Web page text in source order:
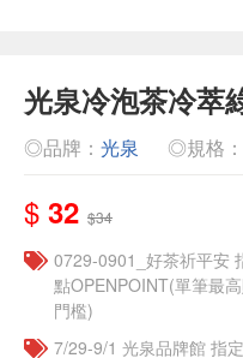
光泉冷泡茶冷萃
◎品牌： 光泉 ◎規格
$ 32 $34
​​0729-0901_好茶祈平安
點OPENPOINT(單筆最
門檻)
7/29-9/1 光泉品牌館 指